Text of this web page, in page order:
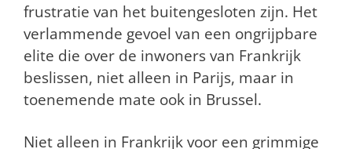
frustratie van het buitengesloten zijn. Het
verlammende gevoel van een ongrijpbare
elite die over de inwoners van Frankrijk
beslissen, niet alleen in Parijs, maar in
toenemende mate ook in Brussel.
Niet alleen in Frankrijk voor een grimmige